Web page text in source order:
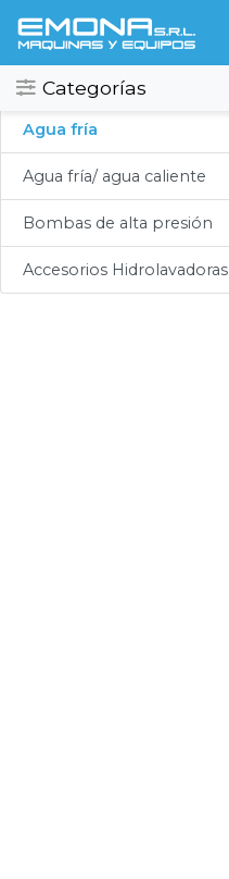
Categorías
Categorias
Todos
Compresores
Secadores
Hidrolavadoras
Hidrolavadoras
Ver todos
Agua fría
Agua fría/ agua caliente
Bombas de alta presión
Accesorios Hidrolavadoras
Lubricación